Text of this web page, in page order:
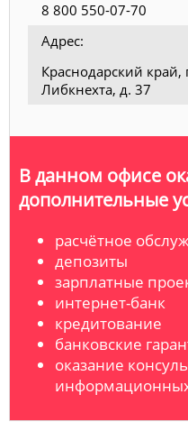
8 800 550-07-70
Адрес:
Краснодарский край,
Либкнехта, д. 37
В данном офисе
дополнительные
расчётное
депозиты
зарплатные
интернет-банк
кредитование
банковские
оказание